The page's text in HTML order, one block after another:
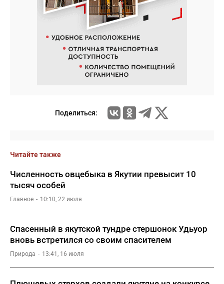
Поделиться:
Читайте также
Численность овцебыка в Якутии превысит 10
тысяч особей
Главное 10:10, 22 июля
Спасенный в якутской тундре стершонок Удьуор
вновь встретился со своим спасителем
Природа 13:41, 16 июля